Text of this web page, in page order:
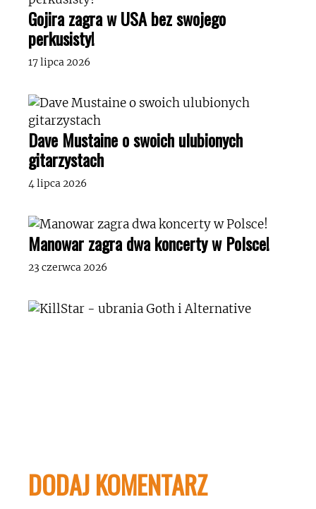
Gojira zagra w USA bez swojego
perkusisty!
17 lipca 2026
Dave Mustaine o swoich ulubionych
gitarzystach
4 lipca 2026
Manowar zagra dwa koncerty w Polsce!
23 czerwca 2026
DODAJ KOMENTARZ